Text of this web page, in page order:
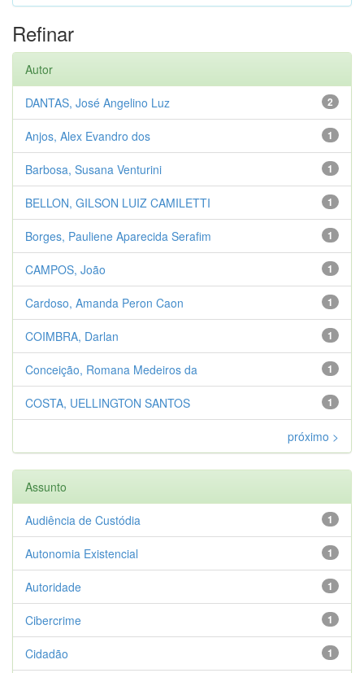
Refinar
Autor
2
DANTAS, José Angelino Luz
1
Anjos, Alex Evandro dos
1
Barbosa, Susana Venturini
1
BELLON, GILSON LUIZ CAMILETTI
1
Borges, Pauliene Aparecida Serafim
1
CAMPOS, João
1
Cardoso, Amanda Peron Caon
1
COIMBRA, Darlan
1
Conceição, Romana Medeiros da
1
COSTA, UELLINGTON SANTOS
próximo >
Assunto
1
Audiência de Custódia
1
Autonomia Existencial
1
Autoridade
1
Cibercrime
1
Cidadão